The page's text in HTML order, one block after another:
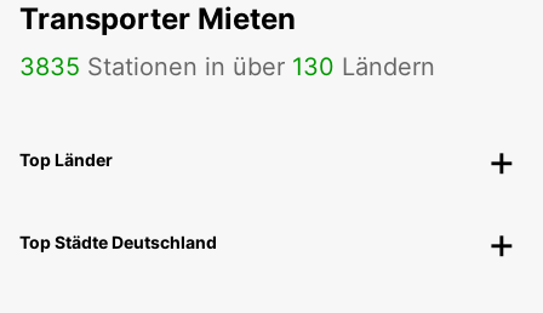
Transporter Mieten
3835 Stationen in über 130 Ländern
Top Länder
Top Städte Deutschland